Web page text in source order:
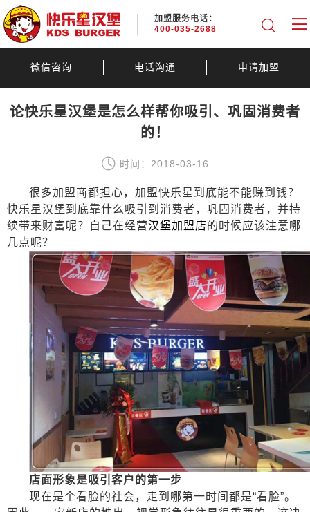
加盟服务电话：
400-035-2688
微信咨询 电话沟通 申请加盟
论快乐星汉堡是怎么样帮你吸引、巩固消费者
的！
时间：2018-03-16
很多加盟商都担心，加盟快乐星到底能不能赚到钱？
快乐星汉堡到底靠什么吸引到消费者，巩固消费者，并持
续带来财富呢？自己在经营汉堡加盟店的时候应该注意哪
几点呢？
店面形象是吸引客户的第一步
现在是个看脸的社会，走到哪第一时间都是“看脸”。